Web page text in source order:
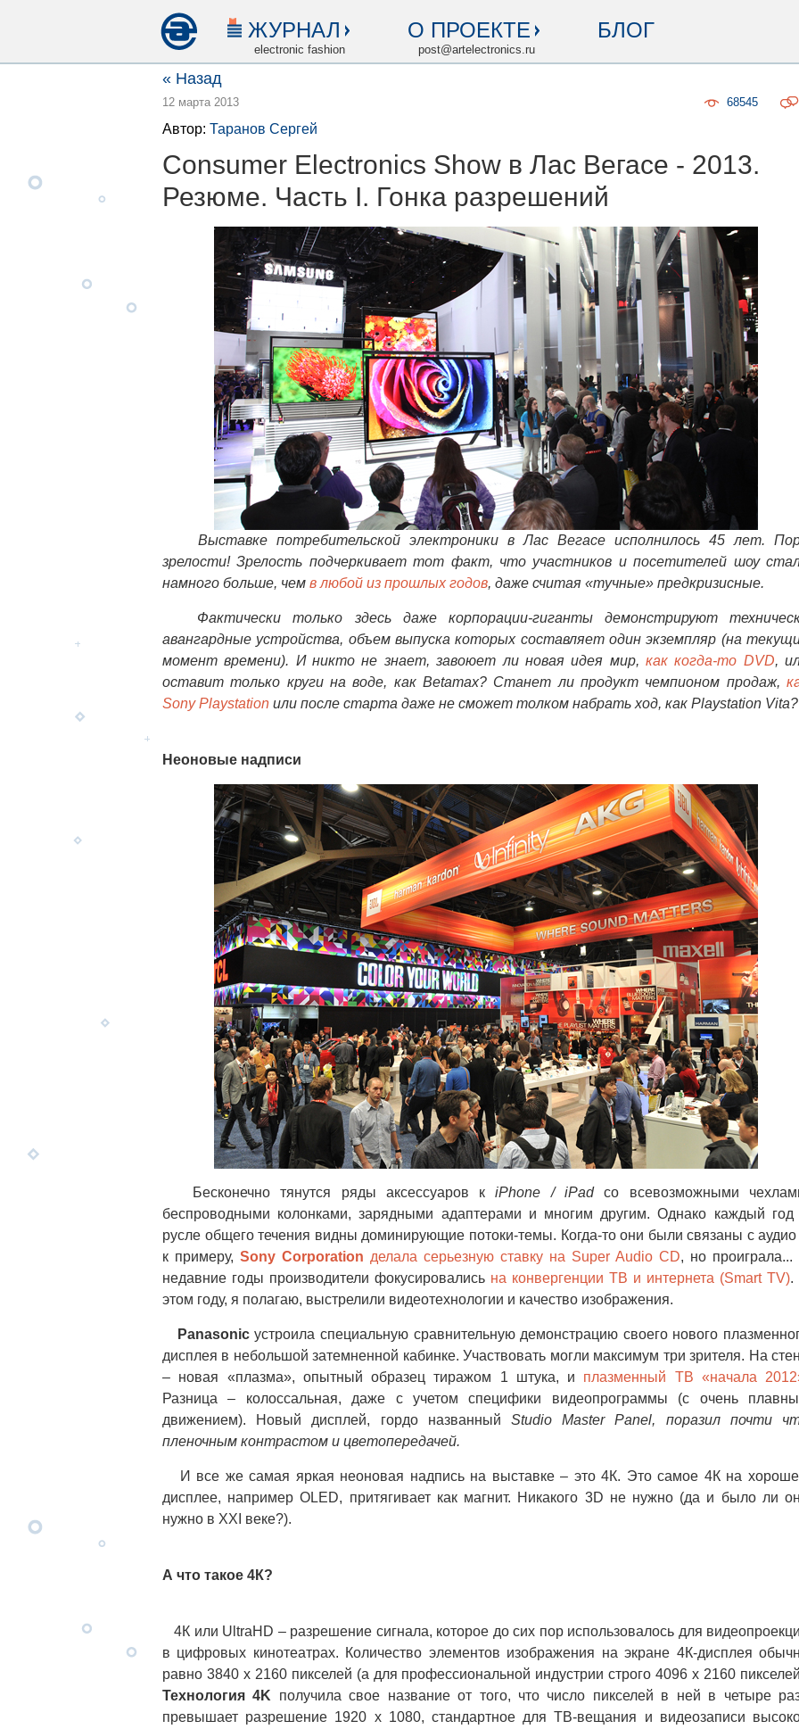
ЖУРНАЛ
electronic fashion
О ПРОЕКТЕ
post@artelectronics.ru
БЛОГ
« Назад
12 марта 2013 68545
Автор: Таранов Сергей
Consumer Electronics Show в Лас Вегасе - 2013.
Резюме. Часть I. Гонка разрешений
Выставке потребительской электроники в Лас Вегасе исполнилось 45 лет.
зрелости! Зрелость подчеркивает тот факт, что участников и посетителей шоу
намного больше, чем в любой из прошлых годов, даже считая «тучные» предкризисные.
Фактически только здесь даже корпорации-гиганты демонстрируют
авангардные устройства, объем выпуска которых составляет один экземпляр (на
момент времени). И никто не знает, завоюет ли новая идея мир, как когда-то DVD,
оставит только круги на воде, как Betamax? Станет ли продукт чемпионом продаж,
Sony Playstation или после старта даже не сможет толком набрать ход, как Playstation Vita?
Неоновые надписи
Бесконечно тянутся ряды аксессуаров кiPhone / iPadсо всевозможными
беспроводными колонками, зарядными адаптерами и многим другим. Однако каждый год
русле общего течения видны доминирующие потоки-темы. Когда-то они были связаны с
к примеру, Sony Corporation делала серьезную ставку на Super Audio CD, но проиграла...
недавние годы производители фокусировались на конвергенции ТВ и интернета (Smart TV).
этом году, я полагаю, выстрелили видеотехнологии и качество изображения.
Panasonicустроила специальную сравнительную демонстрацию своего нового
дисплея в небольшой затемненной кабинке. Участвовать могли максимум три зрителя. На
– новая «плазма», опытный образец тиражом 1 штука, и плазменный ТВ «начала
Разница – колоссальная, даже с учетом специфики видеопрограммы (с очень
движением). Новый дисплей, гордо названный Studio Master Panel, поразил почти
пленочным контрастом и цветопередачей.
И все же самая яркая неоновая надпись на выставке – это 4К. Это самое 4К на
дисплее, например OLED, притягивает как магнит. Никакого 3D не нужно (да и было ли
нужно в XXI веке?).
А что такое 4К?
4К или UltraHD – разрешение сигнала, которое до сих пор использовалось для
в цифровых кинотеатрах. Количество элементов изображения на экране 4К-дисплея
равно 3840 x 2160 пикселей (а для профессиональной индустрии строго 4096 x 2160
Технология 4K получила свое название от того, что число пикселей в ней в четыре
превышает разрешение 1920 x 1080, стандартное для ТВ-вещания и видеозаписи